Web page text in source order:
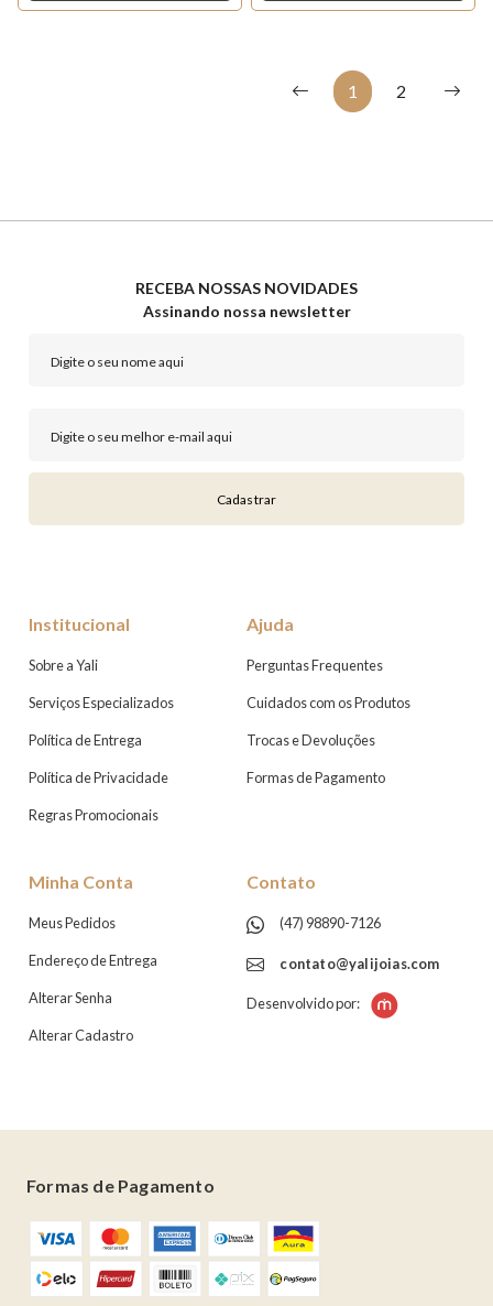
1 2
Formas de Pagamento
RECEBA NOSSAS NOVIDADES
Assinando nossa newsletter
Cadastrar
Institucional
Sobre a Yali
Serviços Especializados
Política de Entrega
Política de Privacidade
Regras Promocionais
Ajuda
Perguntas Frequentes
Cuidados com os Produtos
Trocas e Devoluções
Formas de Pagamento
Minha Conta
Meus Pedidos
Endereço de Entrega
Alterar Senha
Alterar Cadastro
Contato
(47) 98890-7126
contato@yalijoias.com
Desenvolvido por: